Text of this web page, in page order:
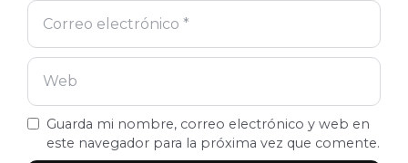
Guarda mi nombre, correo electrónico y web en
este navegador para la próxima vez que comente.